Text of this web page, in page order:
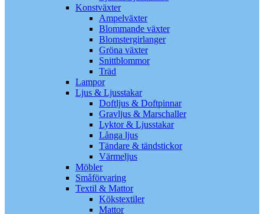
Konstväxter
Ampelväxter
Blommande växter
Blomstergirlanger
Gröna växter
Snittblommor
Träd
Lampor
Ljus & Ljusstakar
Doftljus & Doftpinnar
Gravljus & Marschaller
Lyktor & Ljusstakar
Långa ljus
Tändare & tändstickor
Värmeljus
Möbler
Småförvaring
Textil & Mattor
Kökstextiler
Mattor